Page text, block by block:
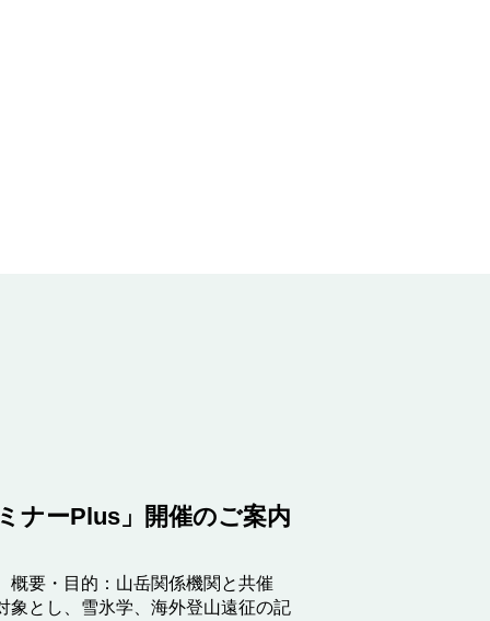
ナーPlus」開催のご案内
概要・目的：山岳関係機関と共催
象とし、雪氷学、海外登山遠征の記